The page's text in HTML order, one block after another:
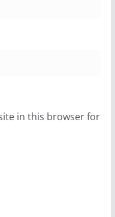
in this browser for